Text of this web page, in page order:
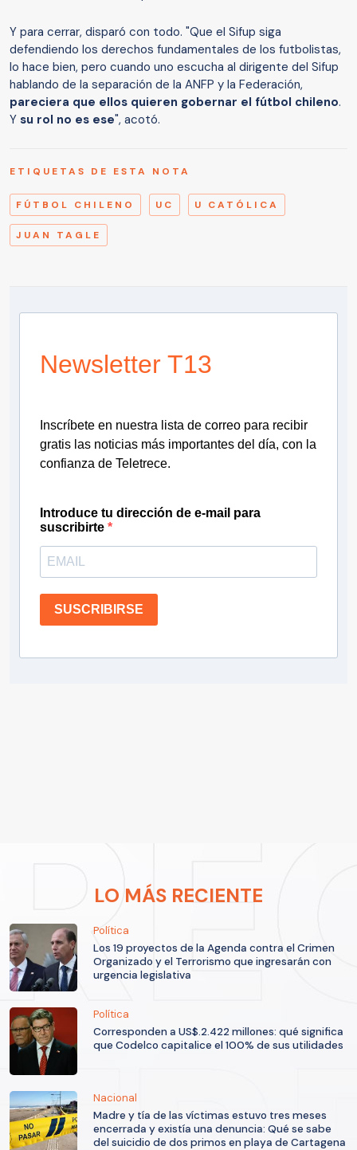
Y para cerrar, disparó con todo. "Que el Sifup siga
defendiendo los derechos fundamentales de los futbolistas,
lo hace bien, pero cuando uno escucha al dirigente del Sifup
hablando de la separación de la ANFP y la Federación,
pareciera que ellos quieren gobernar el fútbol chileno.
Y su rol no es ese", acotó.
ETIQUETAS DE ESTA NOTA
FÚTBOL CHILENO UC U CATÓLICA
JUAN TAGLE
Newsletter T13
Inscríbete en nuestra lista de correo para recibir
gratis las noticias más importantes del día, con la
confianza de Teletrece.
Introduce tu dirección de e-mail para
suscribirte
SUSCRIBIRSE
LO MÁS RECIENTE
Política
Los 19 proyectos de la Agenda contra el Crimen
Organizado y el Terrorismo que ingresarán con
urgencia legislativa
Política
Corresponden a US$.2.422 millones: qué significa
que Codelco capitalice el 100% de sus utilidades
Nacional
Madre y tía de las víctimas estuvo tres meses
encerrada y existía una denuncia: Qué se sabe
del suicidio de dos primos en playa de Cartagena